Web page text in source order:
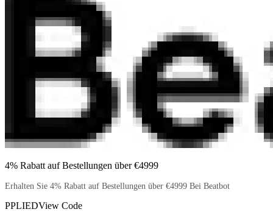
4% Rabatt auf Bestellungen über €4999
Erhalten Sie 4% Rabatt auf Bestellungen über €4999 Bei Beatbot
PPLIEDView Code